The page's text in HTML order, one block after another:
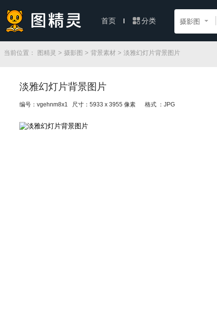
首页 分类 摄影图
当前位置： 图精灵 > 摄影图 > 背景素材 > 淡雅幻灯片背景图片
淡雅幻灯片背景图片
编号：vgehnm8x1 尺寸：5933 x 3955 像素 格式 ：JPG